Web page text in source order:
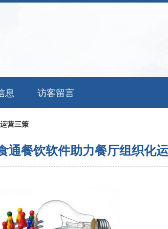
息 访客留言
营三策
通餐饮软件助力餐厅组织化